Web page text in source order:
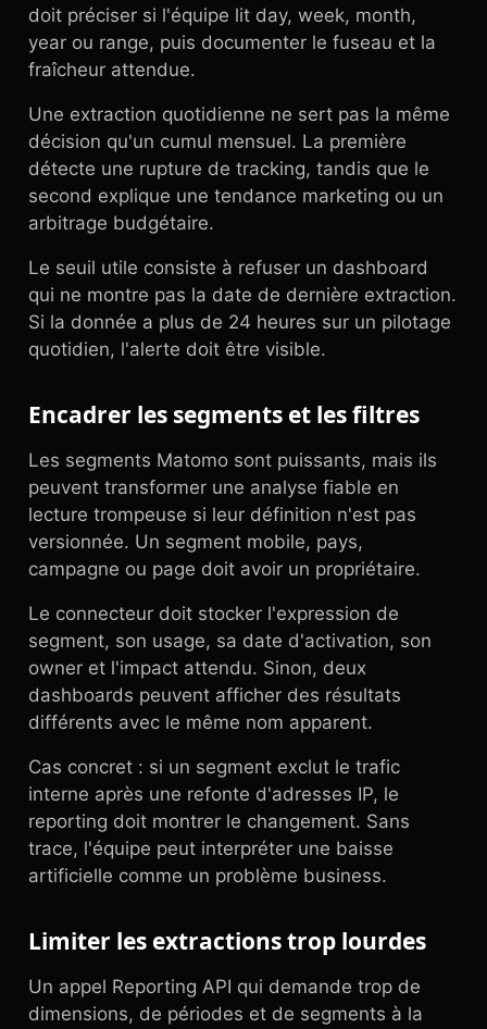
doit préciser si l'équipe lit day, week, month,
year ou range, puis documenter le fuseau et la
fraîcheur attendue.
Une extraction quotidienne ne sert pas la même
décision qu'un cumul mensuel. La première
détecte une rupture de tracking, tandis que le
second explique une tendance marketing ou un
arbitrage budgétaire.
Le seuil utile consiste à refuser un dashboard
qui ne montre pas la date de dernière extraction.
Si la donnée a plus de 24 heures sur un pilotage
quotidien, l'alerte doit être visible.
Encadrer les segments et les filtres
Les segments Matomo sont puissants, mais ils
peuvent transformer une analyse fiable en
lecture trompeuse si leur définition n'est pas
versionnée. Un segment mobile, pays,
campagne ou page doit avoir un propriétaire.
Le connecteur doit stocker l'expression de
segment, son usage, sa date d'activation, son
owner et l'impact attendu. Sinon, deux
dashboards peuvent afficher des résultats
différents avec le même nom apparent.
Cas concret : si un segment exclut le trafic
interne après une refonte d'adresses IP, le
reporting doit montrer le changement. Sans
trace, l'équipe peut interpréter une baisse
artificielle comme un problème business.
Limiter les extractions trop lourdes
Un appel Reporting API qui demande trop de
dimensions, de périodes et de segments à la